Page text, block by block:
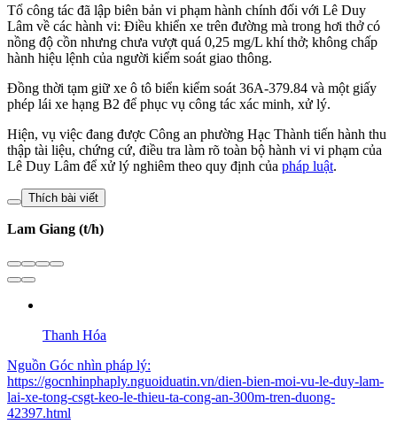
Tổ công tác đã lập biên bản vi phạm hành chính đối với Lê Duy
Lâm về các hành vi: Điều khiển xe trên đường mà trong hơi thở có
nồng độ cồn nhưng chưa vượt quá 0,25 mg/L khí thở; không chấp
hành hiệu lệnh của người kiểm soát giao thông.
Đồng thời tạm giữ xe ô tô biển kiểm soát 36A-379.84 và một giấy
phép lái xe hạng B2 để phục vụ công tác xác minh, xử lý.
Hiện, vụ việc đang được Công an phường Hạc Thành tiến hành thu
thập tài liệu, chứng cứ, điều tra làm rõ toàn bộ hành vi vi phạm của
Lê Duy Lâm để xử lý nghiêm theo quy định của pháp luật.
Thích bài viết
Lam Giang (t/h)
Thanh Hóa
Nguồn Góc nhìn pháp lý:
https://gocnhinphaply.nguoiduatin.vn/dien-bien-moi-vu-le-duy-lam-
lai-xe-tong-csgt-keo-le-thieu-ta-cong-an-300m-tren-duong-
42397.html